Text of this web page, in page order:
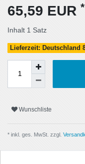
65,59 EUR *
Inhalt 1 Satz
Lieferzeit: Deutschland
Wunschliste
* inkl. ges. MwSt. zzgl.